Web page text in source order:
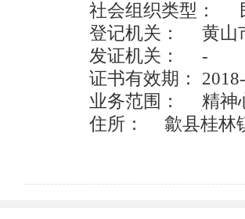
社会组织类型：	民办非企业单位
登记机关：	黄山市歙县民政局
发证机关：	-
证书有效期：	2018-04-28至2020-04-27
业务范围：	精神心理疾病的预防和诊疗的医疗康复机构筹建
住所：	歙县